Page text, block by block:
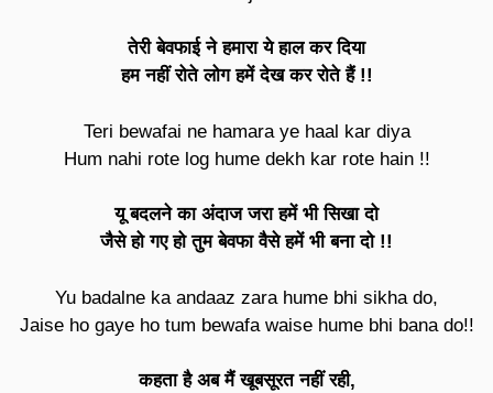
तेरी बेवफाई ने हमारा ये हाल कर दिया
हम नहीं रोते लोग हमें देख कर रोते हैं !!
Teri bewafai ne hamara ye haal kar diya
Hum nahi rote log hume dekh kar rote hain !!
यू बदलने का अंदाज जरा हमें भी सिखा दो
जैसे हो गए हो तुम बेवफा वैसे हमें भी बना दो !!
Yu badalne ka andaaz zara hume bhi sikha do,
Jaise ho gaye ho tum bewafa waise hume bhi bana do!!
कहता है अब मैं खूबसूरत नहीं रही,